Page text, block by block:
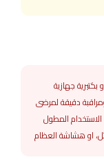
جهازية
دقيقة لمرضى
المطول
او هشاشة العظام